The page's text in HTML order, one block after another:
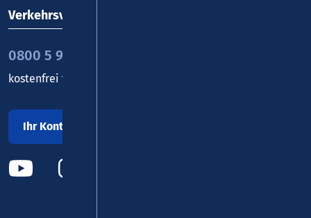
Verkehrsverbund Rhein-Mosel GmbH
0800 5 986 986
kostenfrei täglich 8 - 20 Uhr
Ihr Kontakt zu uns